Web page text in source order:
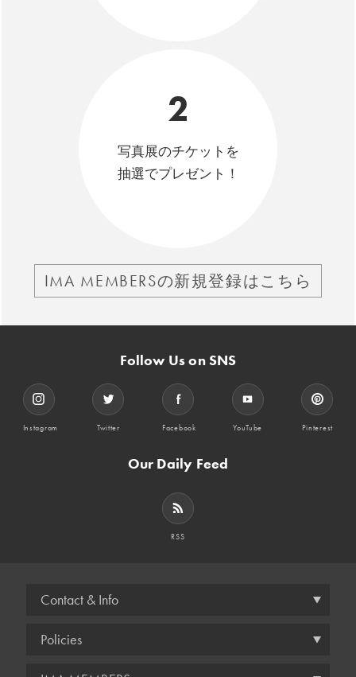
2
写真展のチケットを
抽選でプレゼント！
IMA MEMBERSの新規登録はこちら
Follow Us on SNS
Instagram Twitter Facebook YouTube Pinterest
Our Daily Feed
RSS
Contact & Info
Policies